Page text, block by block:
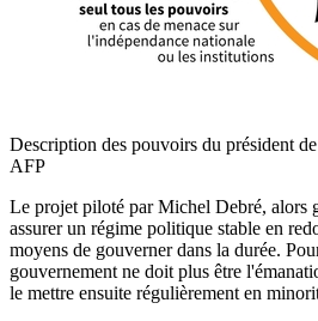
Description des pouvoirs du président
AFP
Le projet piloté par Michel Debré, alors
assurer un régime politique stable en
moyens de gouverner dans la durée.
gouvernement ne doit plus être
le mettre ensuite régulièrement en